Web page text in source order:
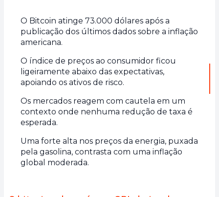
O Bitcoin atinge 73.000 dólares após a
publicação dos últimos dados sobre a inflação
americana.
O índice de preços ao consumidor ficou
ligeiramente abaixo das expectativas,
apoiando os ativos de risco.
Os mercados reagem com cautela em um
contexto onde nenhuma redução de taxa é
esperada.
Uma forte alta nos preços da energia, puxada
pela gasolina, contrasta com uma inflação
global moderada.